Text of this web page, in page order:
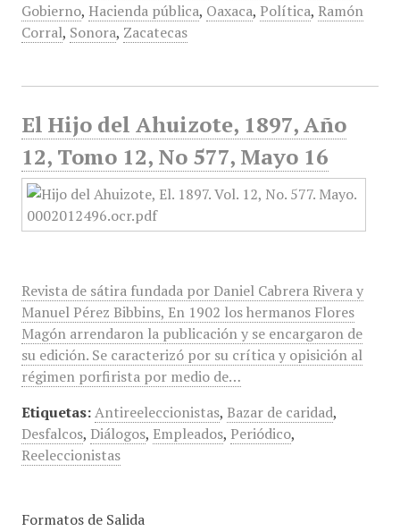
Gobierno, Hacienda pública, Oaxaca, Política, Ramón
Corral, Sonora, Zacatecas
El Hijo del Ahuizote, 1897, Año
12, Tomo 12, No 577, Mayo 16
Revista de sátira fundada por Daniel Cabrera Rivera y
Manuel Pérez Bibbins, En 1902 los hermanos Flores
Magón arrendaron la publicación y se encargaron de
su edición. Se caracterizó por su crítica y opisición al
régimen porfirista por medio de…
Etiquetas: Antireeleccionistas, Bazar de caridad,
Desfalcos, Diálogos, Empleados, Periódico,
Reeleccionistas
Formatos de Salida